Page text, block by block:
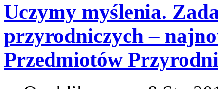
Uczymy myślenia.
przyrodniczych –
Przedmiotów